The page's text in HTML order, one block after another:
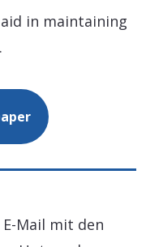
in maintaining
Mail mit den